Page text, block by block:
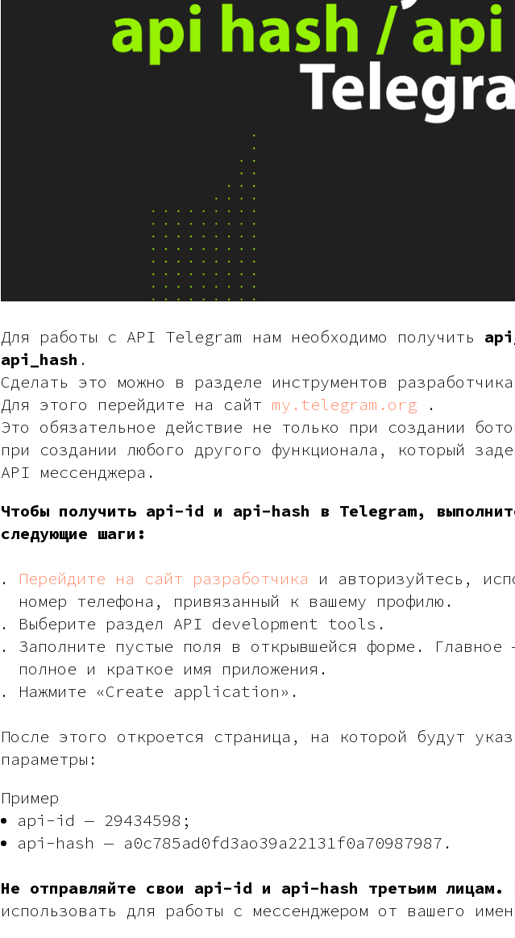
Для работы с API Telegram нам необходимо получить
api_hash .
Сделать это можно в разделе инструментов
Для этого перейдите на сайт my.telegram.org .
Это обязательное действие не только при создании
при создании любого другого функционала, который
API мессенджера.
Чтобы получить api-id и api-hash в Telegram,
следующие шаги:
Перейдите на сайт разработчика и авторизуйтесь,
номер телефона, привязанный к вашему профилю.
Выберите раздел API development tools.
Заполните пустые поля в открывшейся форме. Главное
полное и краткое имя приложения.
Нажмите «Create application».
После этого откроется страница, на которой будут
параметры:
Пример
api-id — 29434598;
api-hash — a0c785ad0fd3ао39а22131f0a70987987.
Не отправляйте свои api-id и api-hash третьим лицам.
использовать для работы с мессенджером от вашего